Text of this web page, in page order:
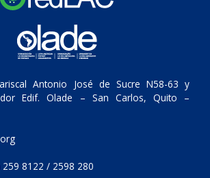
Antonio José de Sucre N58-63 y
Edif. Olade – San Carlos, Quito –
259 8122 / 2598 280